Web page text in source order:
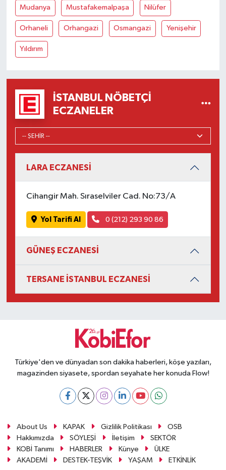
Mudanya Mustafakemalpaşa Nilüfer
Orhaneli Orhangazi Osmangazi Yenişehir
Yıldırım
İSTANBUL NÖBETÇI
ECZANELER
LARA ECZANESİ
Cihangir Mah. Sıraselviler Cad. No:73/A
Yol Tarifi Al 0 (212) 293 90 86
GÜNEŞ ECZANESİ
TERSANE İSTANBUL ECZANESİ
Türkiye'den ve dünyadan son dakika haberleri, köşe yazıları,
magazinden siyasete, spordan seyahate her konuda Flow!
About Us KAPAK Gizlilik Politikası
OSB
Hakkımızda
SÖYLEŞİ İletişim
SEKTÖR
KOBİ Tanımı
HABERLER Künye
ÜLKE
AKADEMİ
DESTEK-TEŞVİK YAŞAM ETKİNLİK